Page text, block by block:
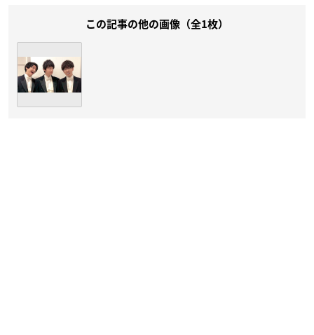
この記事の他の画像（全1枚）